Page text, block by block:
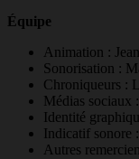
Équipe
Animation :
Sonorisation :
Chroniqueurs :
Médias sociaux
Identité
Indicatif sonore :
Autres